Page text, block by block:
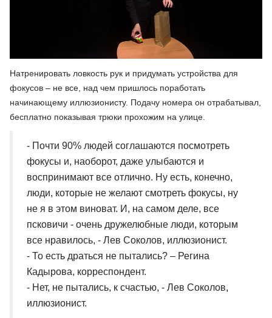
Натренировать ловкость рук и придумать устройства для
фокусов – не все, над чем пришлось поработать
начинающему иллюзионисту. Подачу номера он отрабатывал,
бесплатно показывая трюки прохожим на улице.
- Почти 90% людей соглашаются посмотреть
фокусы и, наоборот, даже улыбаются и
воспринимают все отлично. Ну есть, конечно,
люди, которые не желают смотреть фокусы, ну
не я в этом виноват. И, на самом деле, все
псковичи - очень дружелюбные люди, которым
все нравилось, - Лев Соколов, иллюзионист.
- То есть драться не пытались? – Регина
Кадырова, корреспондент.
- Нет, не пытались, к счастью, - Лев Соколов,
иллюзионист.